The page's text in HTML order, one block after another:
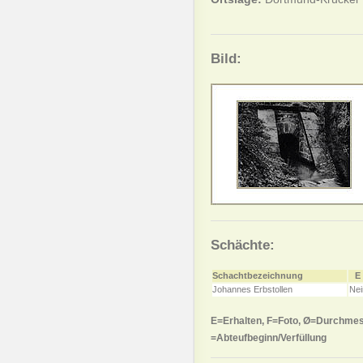
Bild:
Schächte:
Schachtbezeichnung
E
Johannes Erbstollen
E=Erhalten, F=Foto,
=Abteufbeginn/Verfüllung